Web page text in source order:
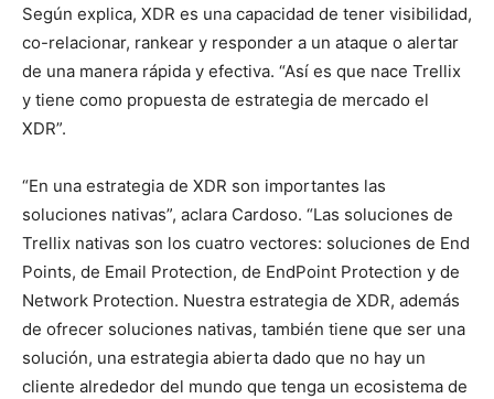
Según explica, XDR es una capacidad de tener visibilidad,
co-relacionar, rankear y responder a un ataque o alertar
de una manera rápida y efectiva. “Así es que nace Trellix
y tiene como propuesta de estrategia de mercado el
XDR”.
“En una estrategia de XDR son importantes las
soluciones nativas”, aclara Cardoso. “Las soluciones de
Trellix nativas son los cuatro vectores: soluciones de End
Points, de Email Protection, de EndPoint Protection y de
Network Protection. Nuestra estrategia de XDR, además
de ofrecer soluciones nativas, también tiene que ser una
solución, una estrategia abierta dado que no hay un
cliente alrededor del mundo que tenga un ecosistema de